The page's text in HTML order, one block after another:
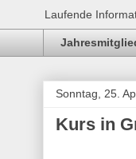
Laufende
Sonntag, 25.
Kurs in